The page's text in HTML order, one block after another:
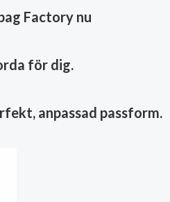
Factory nu
för dig.
anpassad passform.